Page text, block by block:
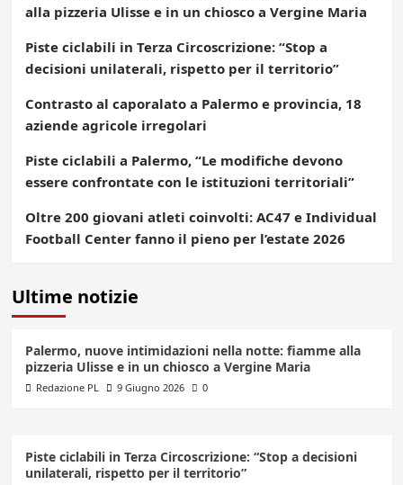
alla pizzeria Ulisse e in un chiosco a Vergine Maria
Piste ciclabili in Terza Circoscrizione: “Stop a
decisioni unilaterali, rispetto per il territorio”
Contrasto al caporalato a Palermo e provincia, 18
aziende agricole irregolari
Piste ciclabili a Palermo, “Le modifiche devono
essere confrontate con le istituzioni territoriali”
Oltre 200 giovani atleti coinvolti: AC47 e Individual
Football Center fanno il pieno per l’estate 2026
Ultime notizie
Palermo, nuove intimidazioni nella notte: fiamme alla
pizzeria Ulisse e in un chiosco a Vergine Maria
Redazione PL 9 Giugno 2026 0
Piste ciclabili in Terza Circoscrizione: “Stop a decisioni
unilaterali, rispetto per il territorio”